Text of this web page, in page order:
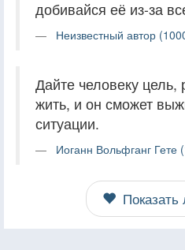
добивайся её из-за
Неизвестный автор
Дайте человеку цель,
жить, и он сможет
ситуации.
Иоганн Вольфганг Гете